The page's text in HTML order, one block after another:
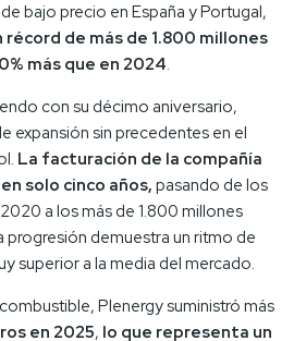
bajo precio en España y Portugal,
de más de 1.800 millones
más que en 2024.
con su décimo aniversario,
expansión sin precedentes en el
La facturación de la compañía
solo cinco años, pasando de los
a los más de 1.800 millones
progresión demuestra un ritmo de
superior a la media del mercado.
Plenergy suministró más
en 2025, lo que representa un